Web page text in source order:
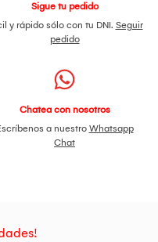
Sigue tu pedido
y rápido sólo con tu DNI. Seguir
pedido
Chatea con nosotros
a nuestro Whatsapp
Chat